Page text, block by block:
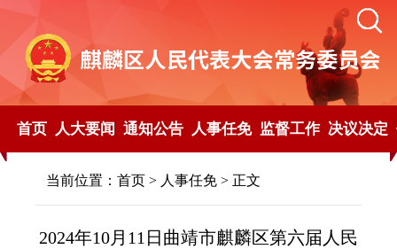
首页 人大要闻 通知公告 人事任免 监督工作 决议决定
当前位置： 首页 > 人事任免 > 正文
2024年10月11日曲靖市麒麟区第六届人民